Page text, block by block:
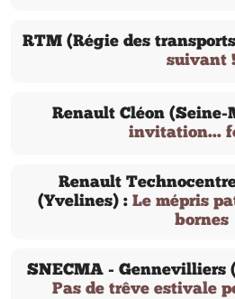
RTM (Régie des
suivant !
Renault Cléon (Seine-
invitation...
Renault
(Yvelines) : Le mépris
bornes
SNECMA - Gennevilliers
Pas de trêve estivale